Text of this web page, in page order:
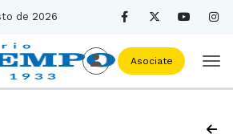
de 2026
Asociate